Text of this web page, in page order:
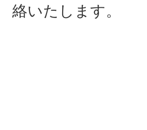
絡いたします。